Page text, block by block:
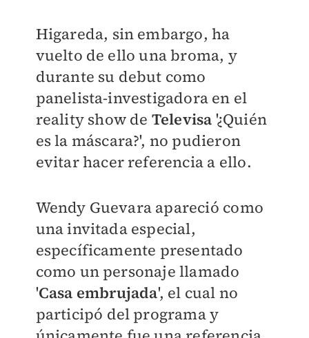
Higareda, sin embargo, ha
vuelto de ello una broma, y
durante su debut como
panelista-investigadora en el
reality show de Televisa '¿Quién
es la máscara?', no pudieron
evitar hacer referencia a ello.
Wendy Guevara apareció como
una invitada especial,
específicamente presentado
como un personaje llamado
'Casa embrujada', el cual no
participó del programa y